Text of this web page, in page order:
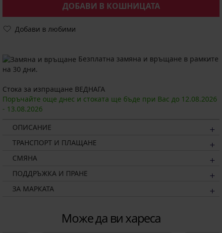
ДОБАВИ В КОШНИЦАТА
Добави в любими
Безплатна замяна и връщане в рамките
на 30 дни.
Стока за изпращане ВЕДНАГА
Поръчайте още днес и стоката ще бъде при Вас до 12.08.2026
- 13.08.2026
ОПИСАНИЕ
ТРАНСПОРТ И ПЛАЩАНЕ
СМЯНА
ПОДДРЪЖКА И ПРАНЕ
ЗА МАРКАТА
Може да ви хареса